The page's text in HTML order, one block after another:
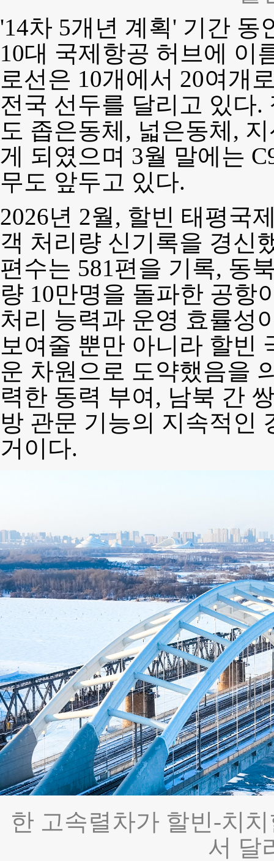
'14차 5개년 계획' 기간
10대 국제항공 허브에 이
로선은 10개에서 20여개
전국 선두를 달리고 있다
도 좁은동체, 넓은동체,
게 되였으며 3월 말에는
무도 앞두고 있다.
2026년 2월, 할빈 태평국
객 처리량 신기록을 경신
편수는 581편을 기록, 동
량 10만명을 돌파한 공항
처리 능력과 운영 효률성
보여줄 뿐만 아니라 할빈
운 차원으로 도약했음을
력한 동력 부여, 남북 간
방 관문 기능의 지속적인
거이다.
한 고속렬차가 할빈-치
서 달